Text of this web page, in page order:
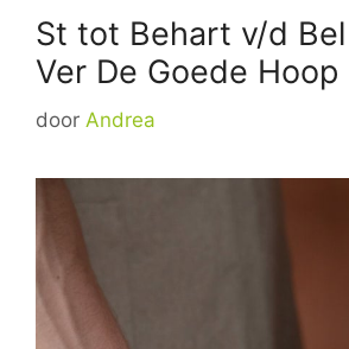
St tot Behart v/d
Ver De Goede Hoop
door Andrea